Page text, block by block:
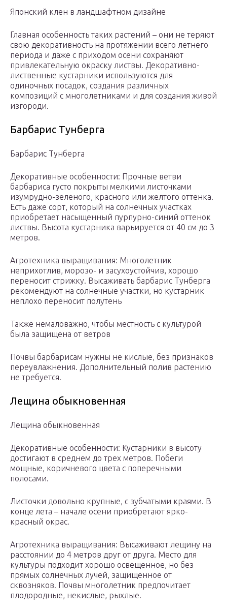
Японский клен в ландшафтном дизайне
Главная особенность таких растений – они не теряют
свою декоративность на протяжении всего летнего
периода и даже с приходом осени сохраняют
привлекательную окраску листвы. Декоративно-
лиственные кустарники используются для
одиночных посадок, создания различных
композиций с многолетниками и для создания живой
изгороди.
Барбарис Тунберга
Барбарис Тунберга
Декоративные особенности: Прочные ветви
барбариса густо покрыты мелкими листочками
изумрудно-зеленого, красного или желтого оттенка.
Есть даже сорт, который на солнечных участках
приобретает насыщенный пурпурно-синий оттенок
листвы. Высота кустарника варьируется от 40 см до 3
метров.
Агротехника выращивания: Многолетник
неприхотлив, морозо- и засухоустойчив, хорошо
переносит стрижку. Высаживать барбарис Тунберга
рекомендуют на солнечные участки, но кустарник
неплохо переносит полутень
Также немаловажно, чтобы местность с культурой
была защищена от ветров
Почвы барбарисам нужны не кислые, без признаков
переувлажнения. Дополнительный полив растению
не требуется.
Лещина обыкновенная
Лещина обыкновенная
Декоративные особенности: Кустарники в высоту
достигают в среднем до трех метров. Побеги
мощные, коричневого цвета с поперечными
полосами.
Листочки довольно крупные, с зубчатыми краями. В
конце лета – начале осени приобретают ярко-
красный окрас.
Агротехника выращивания: Высаживают лещину на
расстоянии до 4 метров друг от друга. Место для
культуры подходит хорошо освещенное, но без
прямых солнечных лучей, защищенное от
сквозняков. Почвы многолетник предпочитает
плодородные, некислые, рыхлые.